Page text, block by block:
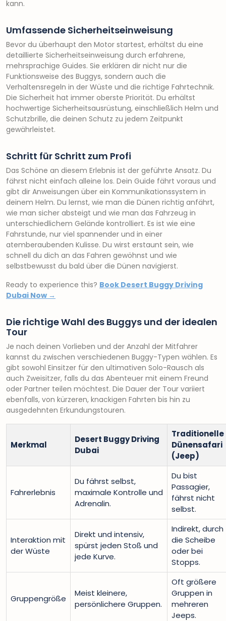
kann.
Umfassende Sicherheitseinweisung
Bevor du überhaupt den Motor startest, erhältst du eine
detaillierte Sicherheitseinweisung durch erfahrene,
mehrsprachige Guides. Sie erklären dir nicht nur die
Funktionsweise des Buggys, sondern auch die
Verhaltensregeln in der Wüste und die richtige Fahrtechnik.
Die Sicherheit hat immer oberste Priorität. Du erhältst
hochwertige Sicherheitsausrüstung, einschließlich Helm und
Schutzbrille, die deinen Schutz zu jedem Zeitpunkt
gewährleistet.
Schritt für Schritt zum Profi
Das Schöne an diesem Erlebnis ist der geführte Ansatz. Du
fährst nicht einfach alleine los. Dein Guide fährt voraus und
gibt dir Anweisungen über ein Kommunikationssystem in
deinem Helm. Du lernst, wie man die Dünen richtig anfährt,
wie man sicher absteigt und wie man das Fahrzeug in
unterschiedlichem Gelände kontrolliert. Es ist wie eine
Fahrstunde, nur viel spannender und in einer
atemberaubenden Kulisse. Du wirst erstaunt sein, wie
schnell du dich an das Fahren gewöhnst und wie
selbstbewusst du bald über die Dünen navigierst.
Ready to experience this? Book Desert Buggy Driving
Dubai Now →
Die richtige Wahl des Buggys und der idealen
Tour
Je nach deinen Vorlieben und der Anzahl der Mitfahrer
kannst du zwischen verschiedenen Buggy-Typen wählen. Es
gibt sowohl Einsitzer für den ultimativen Solo-Rausch als
auch Zweisitzer, falls du das Abenteuer mit einem Freund
oder Partner teilen möchtest. Die Dauer der Tour variiert
ebenfalls, von kürzeren, knackigen Fahrten bis hin zu
ausgedehnten Erkundungstouren.
Merkmal
Desert Buggy Driving
Dubai
Traditionelle
Dünensafari
(Jeep)
Fahrerlebnis
Du fährst selbst,
maximale Kontrolle und
Adrenalin.
Du bist
Passagier,
fährst nicht
selbst.
Interaktion mit
der Wüste
Direkt und intensiv,
spürst jeden Stoß und
jede Kurve.
Indirekt, durch
die Scheibe
oder bei
Stopps.
Gruppengröße
Meist kleinere,
persönlichere Gruppen.
Oft größere
Gruppen in
mehreren
Jeeps.